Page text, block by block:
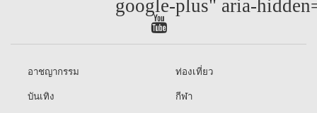
google-plus" aria-
อาชญากรรม
ท่องเที่ยว
บันเทิง
กีฬา